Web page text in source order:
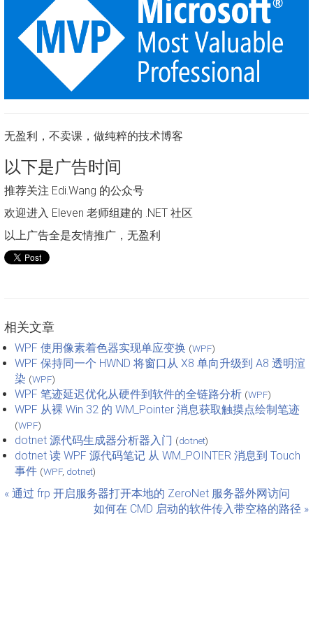
无盈利，不卖课，做纯粹的技术博客
以下是广告时间
推荐关注 Edi.Wang 的公众号
欢迎进入 Eleven 老师组建的 .NET 社区
以上广告全是友情推广，无盈利
相关文章
WPF 使用像素着色器实现单应变换 (WPF)
WPF 保持同一个 HWND 将窗口从 X8 单向升级到 A8 透明渲
染 (WPF)
WPF 笔迹延迟优化从硬件到软件的全链路分析 (WPF)
WPF 从裸 Win 32 的 WM_Pointer 消息获取触摸点绘制笔迹
(WPF)
dotnet 源代码生成器分析器入门 (dotnet)
dotnet 读 WPF 源代码笔记 从 WM_POINTER 消息到 Touch
事件 (WPF, dotnet)
« 通过 frp 开启服务器打开本地的 ZeroNet 服务器外网访问
如何在 CMD 启动的软件传入带空格的路径 »